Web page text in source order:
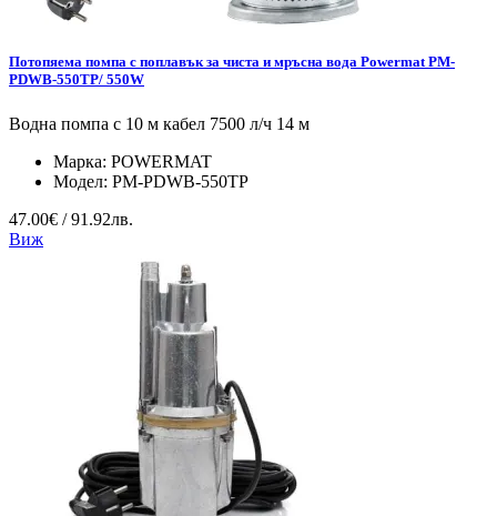
Потопяема помпа с поплавък за чиста и мръсна вода Powermat PM-
PDWB-550TP/ 550W
Водна помпа с 10 м кабел 7500 л/ч 14 м
Марка: POWERMAT
Модел: PM-PDWB-550TP
47.00€ / 91.92лв.
Виж